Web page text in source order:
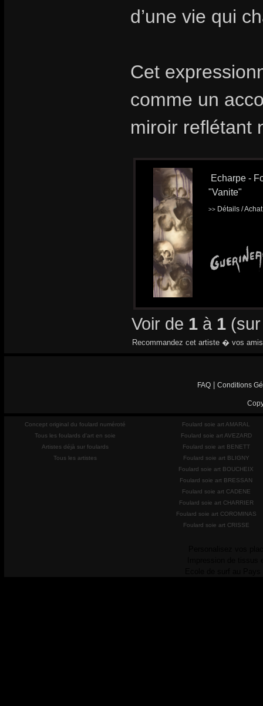
d’une vie qui
Cet
comme un
miroir reflétant
Echarpe -
"Vanite"
>> Détails /
Voir de 1 à 1
Recommandez cet artiste � vos
FAQ Conditions
Concept original du foulard numéroté
Tous les foulards d'art en soie
Artistes déjà sur foulards
Tous les artistes
Foulard soie art AMARAL
Foulard soie art AVEZARD
Foulard soie art BENETT
Foulard soie art BLIGNY
Foulard soie art BOUCHEIX
Foulard soie art BRESSAN
Foulard soie art CADENE
Foulard soie art CHARRIER
Foulard soie art COROMINAS
Foulard soie art CRISSE